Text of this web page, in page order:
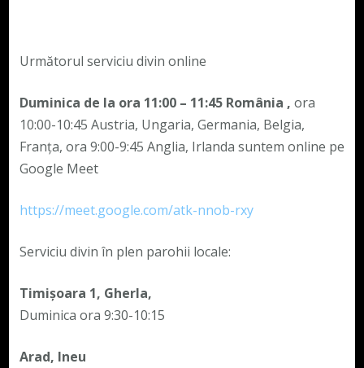
Următorul serviciu divin online
Duminica de la ora 11:00 – 11:45România , ora
10:00-10:45 Austria, Ungaria, Germania, Belgia,
Franța, ora 9:00-9:45 Anglia, Irlanda suntem online pe
Google Meet
https://meet.google.com/atk-nnob-rxy
Serviciu divin în plen parohii locale:
Timișoara 1, Gherla,
Duminica ora 9:30-10:15
Arad, Ineu